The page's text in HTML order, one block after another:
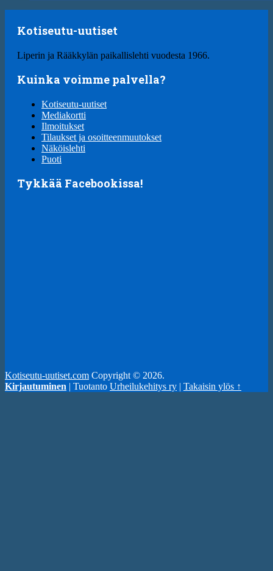
Kotiseutu-uutiset
Liperin ja Rääkkylän paikallislehti vuodesta 1966.
Kuinka voimme palvella?
Kotiseutu-uutiset
Mediakortti
Ilmoitukset
Tilaukset ja osoitteenmuutokset
Näköislehti
Puoti
Tykkää Facebookissa!
Kotiseutu-uutiset.com Copyright © 2026.
Kirjautuminen | Tuotanto Urheilukehitys ry | Takaisin ylös ↑